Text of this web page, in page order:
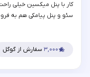
کار با پنل میکسین خیلی
سئو و پنل پیامکی هم به
۳,۰۰۰ سفارش از گوگل